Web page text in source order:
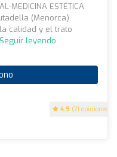
4.9 (71 opiniones)
MEDICINA ESTÉTICA
(Menorca).
calidad y el trato
Seguir leyendo